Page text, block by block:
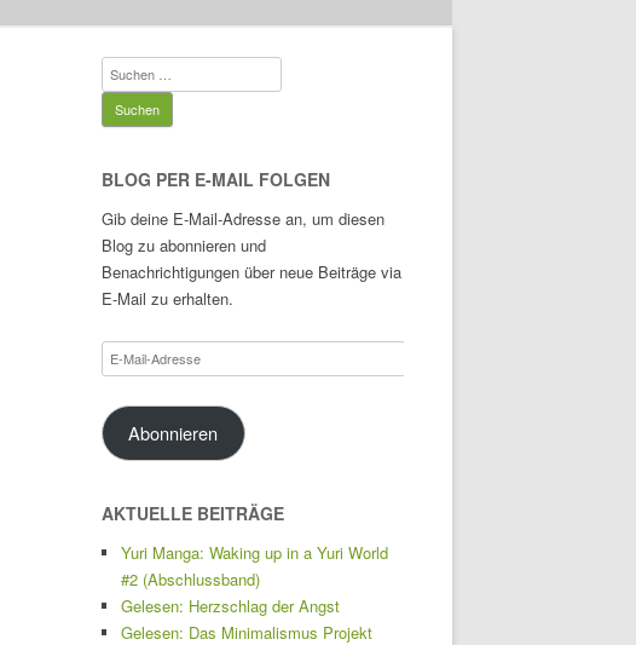
Suchen
nach:
BLOG PER E-MAIL FOLGEN
Gib deine E-Mail-Adresse an, um diesen
Blog zu abonnieren und
Benachrichtigungen über neue Beiträge via
E-Mail zu erhalten.
E-
Mail-
Adresse
Abonnieren
AKTUELLE BEITRÄGE
Yuri Manga: Waking up in a Yuri World
#2 (Abschlussband)
Gelesen: Herzschlag der Angst
Gelesen: Das Minimalismus Projekt